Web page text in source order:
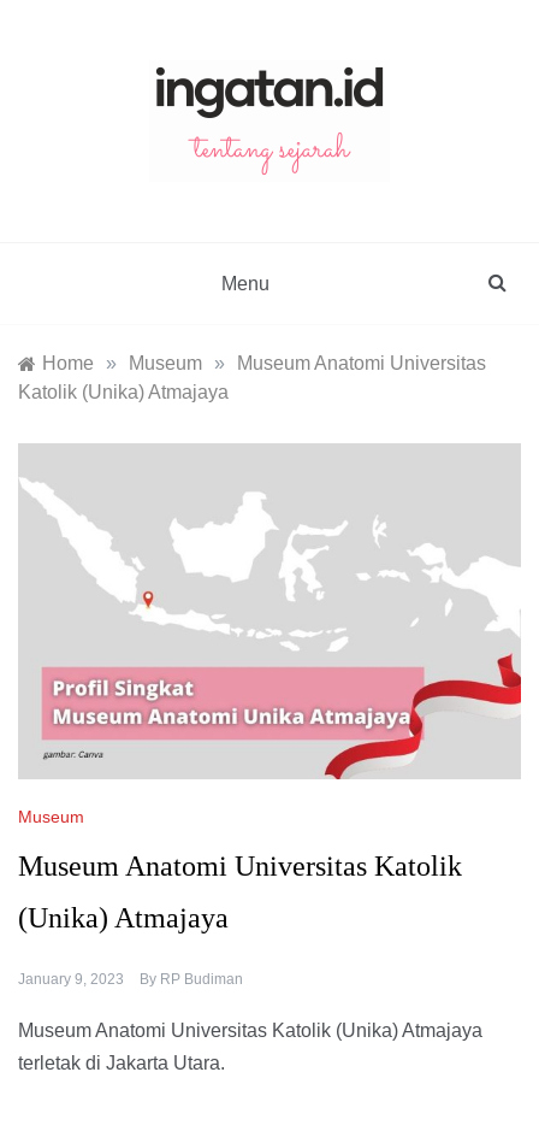
Menu
Home » Museum »
Museum Anatomi Universitas
Katolik (Unika) Atmajaya
Museum
Museum Anatomi Universitas Katolik
(Unika) Atmajaya
January 9, 2023 By RP Budiman
Museum Anatomi Universitas Katolik (Unika) Atmajaya
terletak di Jakarta Utara.